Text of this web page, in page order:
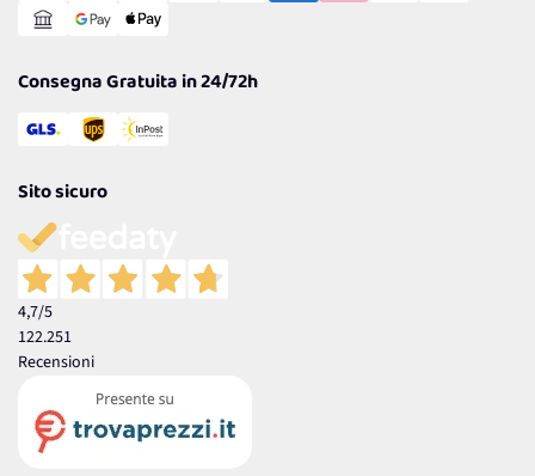
Consegna Gratuita in 24/72h
Sito sicuro
4,7/5
122.251
Recensioni